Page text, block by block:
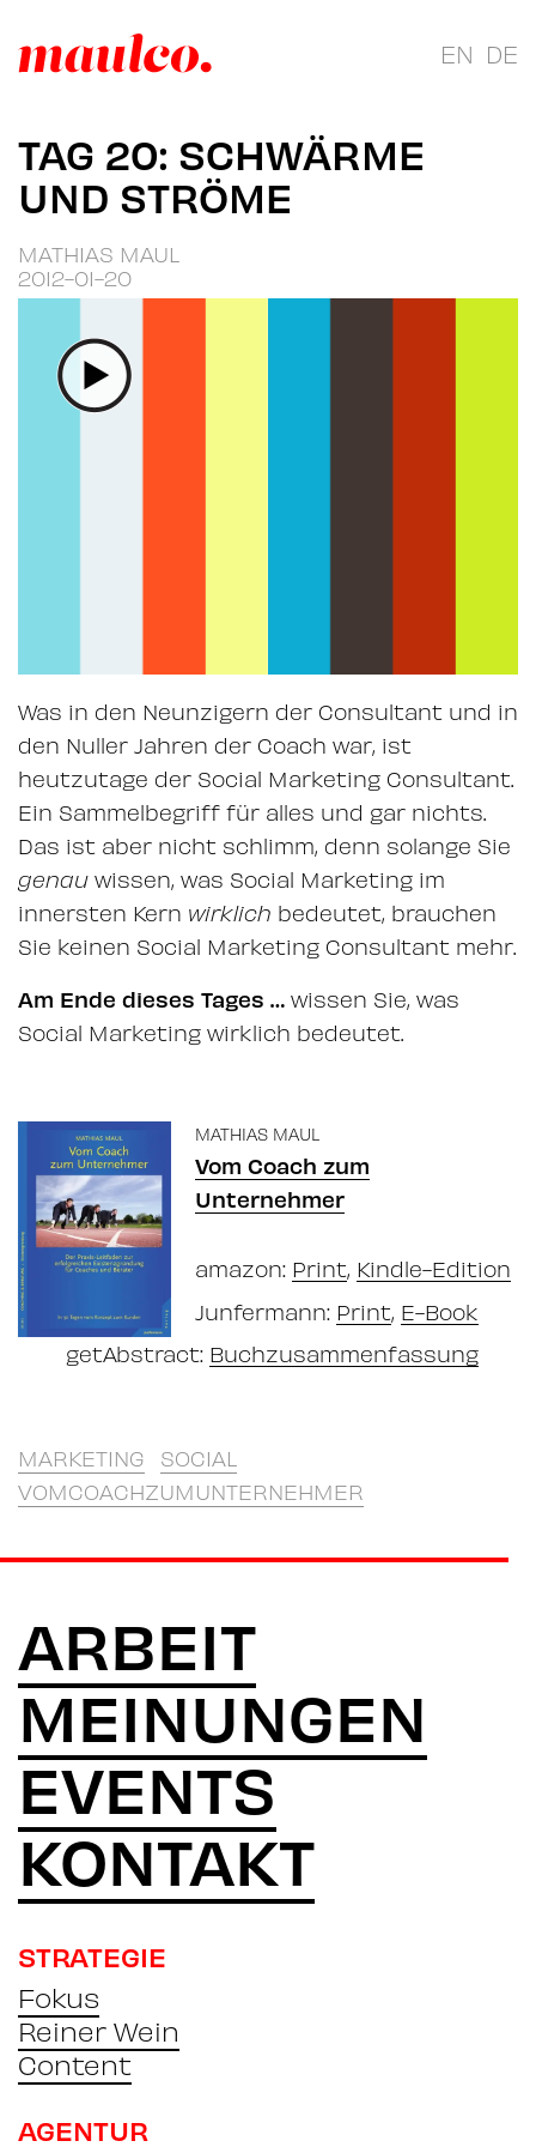
EN DE
TAG 20: SCHWÄRME
UND STRÖME
MATHIAS MAUL
2012-01-20
Was in den Neunzigern der Consultant und in
den Nuller Jahren der Coach war, ist
heutzutage der Social Marketing Consultant.
Ein Sammelbegriff für alles und gar nichts.
Das ist aber nicht schlimm, denn solange Sie
genau wissen, was Social Marketing im
innersten Kern wirklich bedeutet, brauchen
Sie keinen Social Marketing Consultant mehr.
Am Ende dieses Tages … wissen Sie, was
Social Marketing wirklich bedeutet.
MATHIAS MAUL
Vom Coach zum
Unternehmer
amazon: Print, Kindle-Edition
Junfermann: Print, E-Book
getAbstract: Buchzusammenfassung
MARKETING
SOCIAL
VOMCOACHZUMUNTERNEHMER
ARBEIT
MEINUNGEN
EVENTS
KONTAKT
STRATEGIE
Fokus
Reiner Wein
Content
AGENTUR